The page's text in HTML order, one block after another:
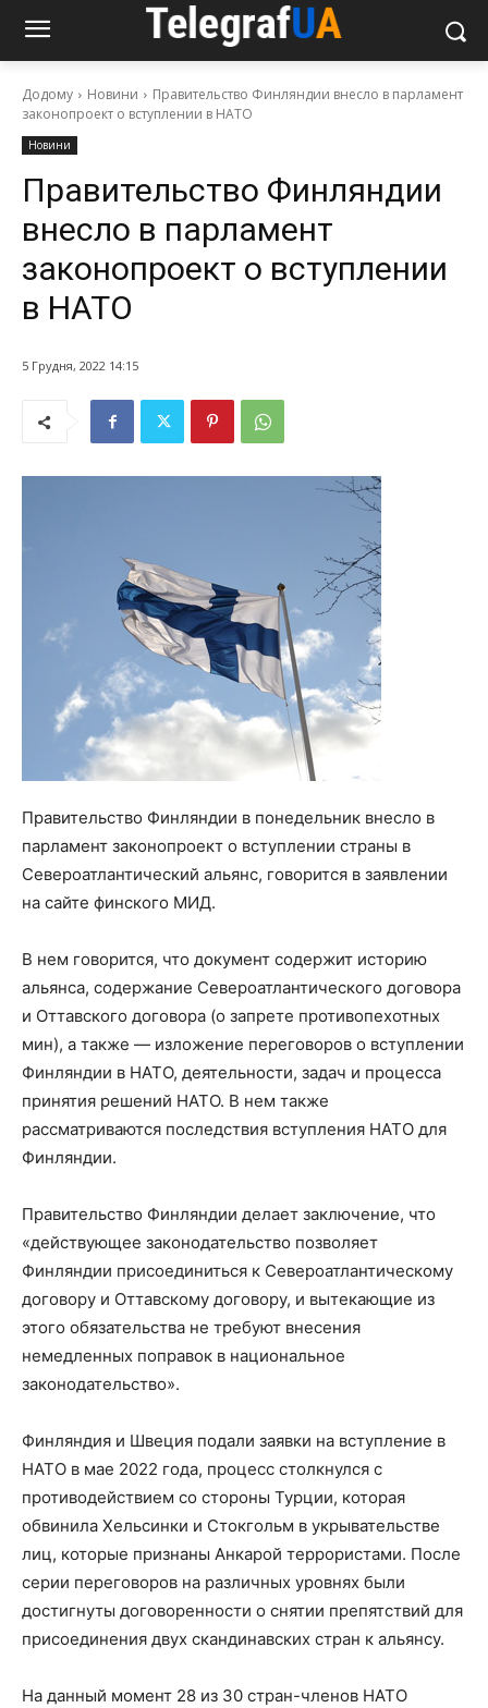
Додому Новини
Правительство Финляндии внесло в парламент
законопроект о вступлении в НАТО
Новини
Правительство Финляндии
внесло в парламент
законопроект о вступлении
в НАТО
5 Грудня, 2022 14:15
Правительство Финляндии в понедельник внесло в
парламент законопроект о вступлении страны в
Североатлантический альянс, говорится в заявлении
на сайте финского МИД.
В нем говорится, что документ содержит историю
альянса, содержание Североатлантического договора
и Оттавского договора (о запрете противопехотных
мин), а также — изложение переговоров о вступлении
Финляндии в НАТО, деятельности, задач и процесса
принятия решений НАТО. В нем также
рассматриваются последствия вступления НАТО для
Финляндии.
Правительство Финляндии делает заключение, что
«действующее законодательство позволяет
Финляндии присоединиться к Североатлантическому
договору и Оттавскому договору, и вытекающие из
этого обязательства не требуют внесения
немедленных поправок в национальное
законодательство».
Финляндия и Швеция подали заявки на вступление в
НАТО в мае 2022 года, процесс столкнулся с
противодействием со стороны Турции, которая
обвинила Хельсинки и Стокгольм в укрывательстве
лиц, которые признаны Анкарой террористами. После
серии переговоров на различных уровнях были
достигнуты договоренности о снятии препятствий для
присоединения двух скандинавских стран к альянсу.
На данный момент 28 из 30 стран-членов НАТО